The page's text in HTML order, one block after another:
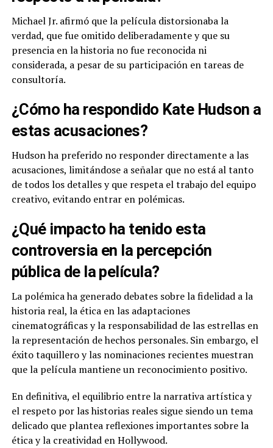
Michael Jr. afirmó que la película distorsionaba la
verdad, que fue omitido deliberadamente y que su
presencia en la historia no fue reconocida ni
considerada, a pesar de su participación en tareas de
consultoría.
¿Cómo ha respondido Kate Hudson a
estas acusaciones?
Hudson ha preferido no responder directamente a las
acusaciones, limitándose a señalar que no está al tanto
de todos los detalles y que respeta el trabajo del equipo
creativo, evitando entrar en polémicas.
¿Qué impacto ha tenido esta
controversia en la percepción
pública de la película?
La polémica ha generado debates sobre la fidelidad a la
historia real, la ética en las adaptaciones
cinematográficas y la responsabilidad de las estrellas en
la representación de hechos personales. Sin embargo, el
éxito taquillero y las nominaciones recientes muestran
que la película mantiene un reconocimiento positivo.
En definitiva, el equilibrio entre la narrativa artística y
el respeto por las historias reales sigue siendo un tema
delicado que plantea reflexiones importantes sobre la
ética y la creatividad en Hollywood.